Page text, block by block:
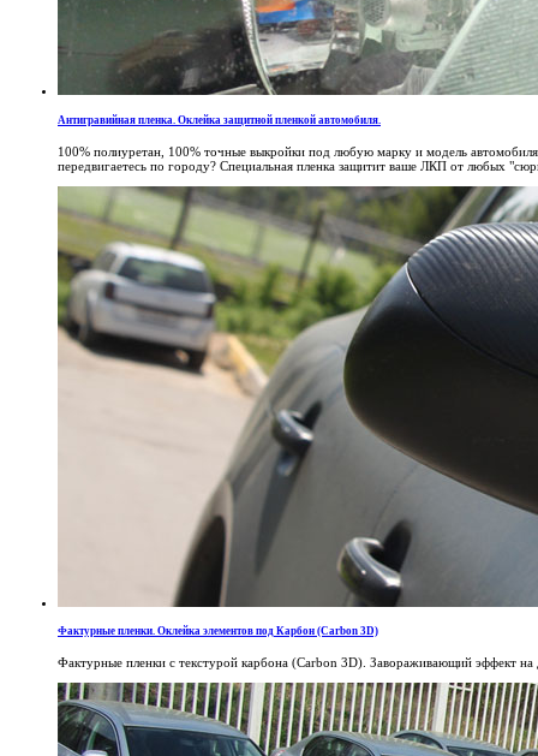
Антигравийная пленка. Оклейка защитной пленкой автомобиля.
100% полиуретан, 100% точные выкройки под любую марку и модель
передвигаетесь по городу? Специальная пленка защитит ваше ЛКП от любых
Фактурные пленки. Оклейка элементов под Карбон (Carbon 3D)
Фактурные пленки с текстурой карбона (Carbon 3D). Завораживающий эффект на